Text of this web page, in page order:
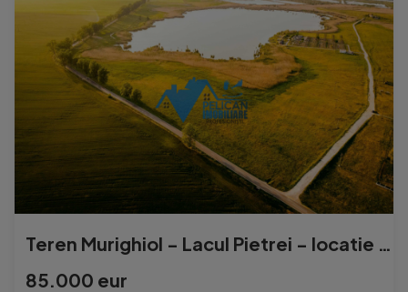
Teren Murighiol - Lacul Pietrei - locatie deosebita
85.000 eur